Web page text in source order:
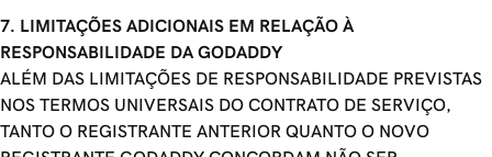
7. LIMITAÇÕES ADICIONAIS EM RELAÇÃO À
RESPONSABILIDADE DA GODADDY
ALÉM DAS LIMITAÇÕES DE RESPONSABILIDADE PREVISTAS
NOS TERMOS UNIVERSAIS DO CONTRATO DE SERVIÇO,
TANTO O REGISTRANTE ANTERIOR QUANTO O NOVO